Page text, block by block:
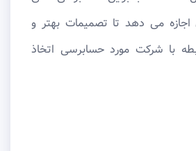
اجازه می دهد تا تصمیمات بهتر و
با شرکت مورد حسابرسی اتخاذ